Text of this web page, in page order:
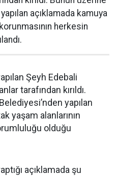
açıklamada kamuya
herkesin
Şeyh Edebali
tarafından kırıldı.
yapılan
yaşam alanlarının
olduğu
açıklamada şu